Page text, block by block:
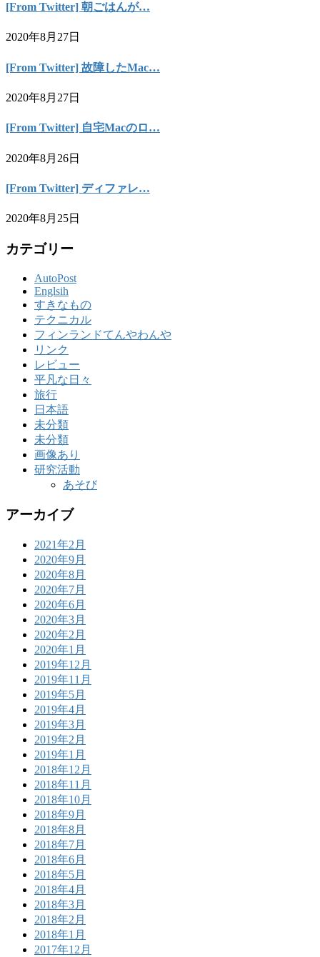
[From Twitter] 朝ごはんが…
2020年8月27日
[From Twitter] 故障したMac…
2020年8月27日
[From Twitter] 自宅Macのロ…
2020年8月26日
[From Twitter] ディファレ…
2020年8月25日
カテゴリー
AutoPost
Englsih
すきなもの
テクニカル
フィンランドてんやわんや
リンク
レビュー
平凡な日々
旅行
日本語
未分類
未分類
画像あり
研究活動
あそび
アーカイブ
2021年2月
2020年9月
2020年8月
2020年7月
2020年6月
2020年3月
2020年2月
2020年1月
2019年12月
2019年11月
2019年5月
2019年4月
2019年3月
2019年2月
2019年1月
2018年12月
2018年11月
2018年10月
2018年9月
2018年8月
2018年7月
2018年6月
2018年5月
2018年4月
2018年3月
2018年2月
2018年1月
2017年12月